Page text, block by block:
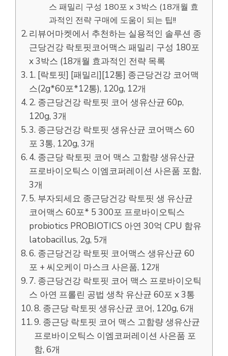
스 패밀리 구성 180포 x 3박스 (18개월 효
과적인 전략 구매에 도움이 되는 팁!!
리뷰어마켓에서 추천하는 실용적인 솔루션 종
근당건강 락토핏코어맥스 패밀리 구성 180포
x 3박스 (18개월 효과적인 전략 목록
1. [락토핏] [패밀리][12통] 종근당건강 코어맥
스(2g*60포*12통), 120g, 12개
2. 종근당건강 락토핏 코어 생유산균 60p,
120g, 3개
3. 종근당건강 락토핏 생유산균 코어맥스 60
포 3통, 120g, 3개
4. 종근당 락토핏 코어 맥스 고함량 생유산균
프로바이오틱스 이엠코퍼레이션 사은품 포함,
3개
5. 부자되세요 종근당건강 락토핏 생 유산균
코어맥스 60포* 5 300포 프로바이오틱스
probiotics PROBIOTICS 아연 30억 CPU 함유
latobacillus, 2g, 5개
6. 종근당건강 락토핏 코어맥스 생유산균 60
포 + 씨오케이 마스크 사은품, 12개
7. 종근당건강 락토핏 코어 맥스 프로바이오틱
스 아연 프롤린 공법 생착 유산균 60포 x 3통
8. 종근당 락토핏 생유산균 코어, 120g, 6개
9. 종근당 락토핏 코어 맥스 고함량 생유산균
프로바이오틱스 이엠코퍼레이션 사은품 포
함, 6개